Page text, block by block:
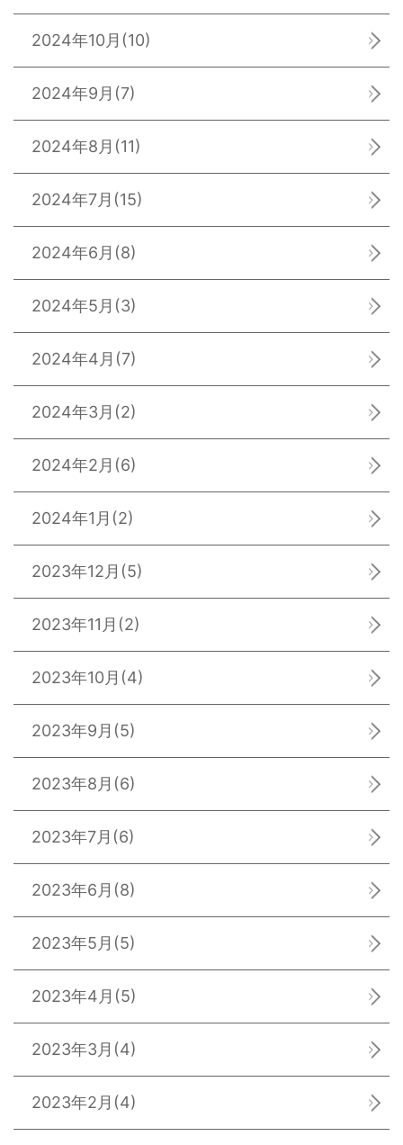
2024年10月 (10)
2024年9月 (7)
2024年8月 (11)
2024年7月 (15)
2024年6月 (8)
2024年5月 (3)
2024年4月 (7)
2024年3月 (2)
2024年2月 (6)
2024年1月 (2)
2023年12月 (5)
2023年11月 (2)
2023年10月 (4)
2023年9月 (5)
2023年8月 (6)
2023年7月 (6)
2023年6月 (8)
2023年5月 (5)
2023年4月 (5)
2023年3月 (4)
2023年2月 (4)